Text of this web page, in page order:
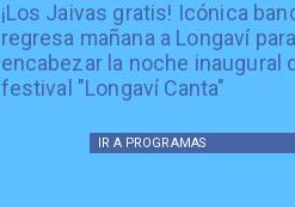
¡Los Jaivas gratis! Icónica
regresa mañana a Longaví para
encabezar la noche inaugural
festival "Longaví Canta"
IR A PROGRAMAS